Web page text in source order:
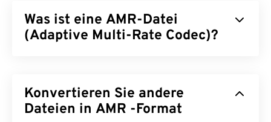
Was ist eine AMR-Datei
(Adaptive Multi-Rate Codec)?
verwendet wird. Der AMR-Sprachcodec
konzentriert sich auf Schmalbandsignale und
Konvertieren Sie andere
Dateien in AMR -Format